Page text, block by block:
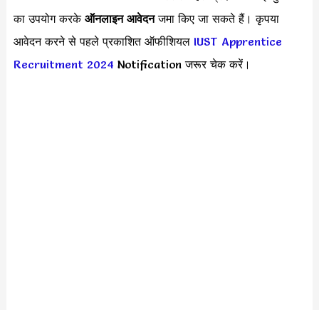
का उपयोग करके ऑनलाइन आवेदनजमा किए जा सकते हैं। कृपया
आवेदन करने से पहले प्रकाशित ऑफीशियल IUST Apprentice
Recruitment 2024 Notification जरूर चेक करें।